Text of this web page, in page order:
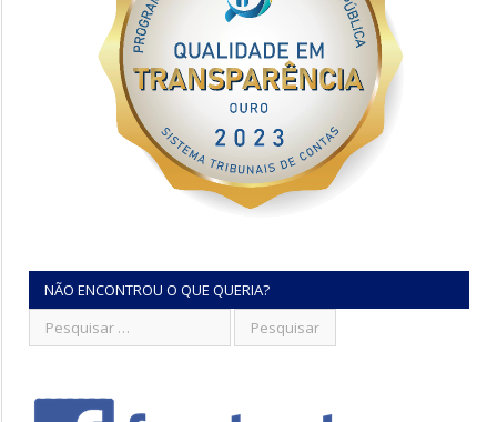
NÃO ENCONTROU O QUE QUERIA?